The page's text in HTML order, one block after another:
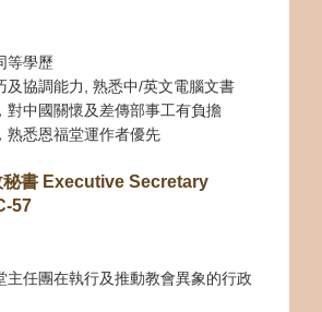
等學歷
及協調能力, 熟悉中/英文電腦文書
對中國關懷及差傳部事工有負擔
熟悉恩福堂運作者優先
秘書 Executive Secretary
57
主任團在執行及推動教會異象的行政